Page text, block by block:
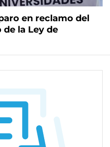
en reclamo del
la Ley de